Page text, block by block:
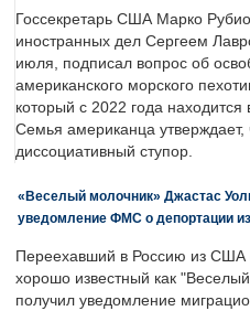
Госсекретарь США Марко
иностранных дел Сергеем
июля, подписал вопрос об
американского морского
который с 2022 года
Семья американца утверждает,
диссоциативный ступор.
«Веселый молочник» Джастас
уведомление ФМС о депортации
Переехавший в Россию из США
хорошо известный как
получил уведомление